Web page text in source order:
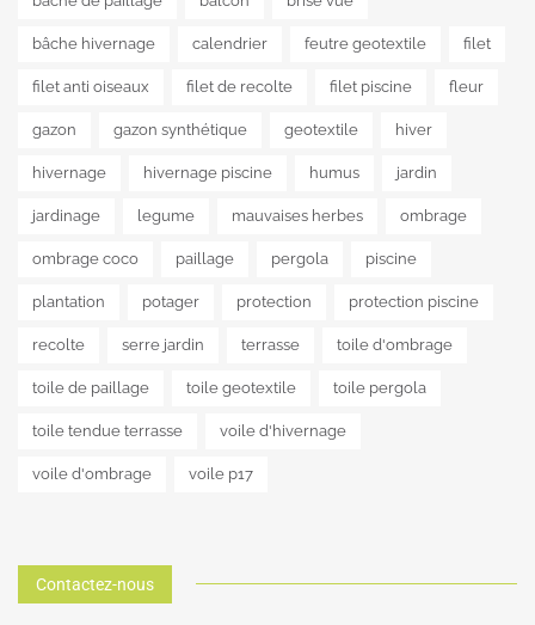
bâche hivernage calendrier feutre geotextile filet
filet anti oiseaux filet de recolte filet piscine fleur
gazon gazon synthétique geotextile hiver
hivernage hivernage piscine humus jardin
jardinage legume mauvaises herbes ombrage
ombrage coco paillage pergola piscine
plantation potager protection protection piscine
recolte serre jardin terrasse toile d'ombrage
toile de paillage toile geotextile toile pergola
toile tendue terrasse voile d'hivernage
voile d'ombrage voile p17
Contactez-nous